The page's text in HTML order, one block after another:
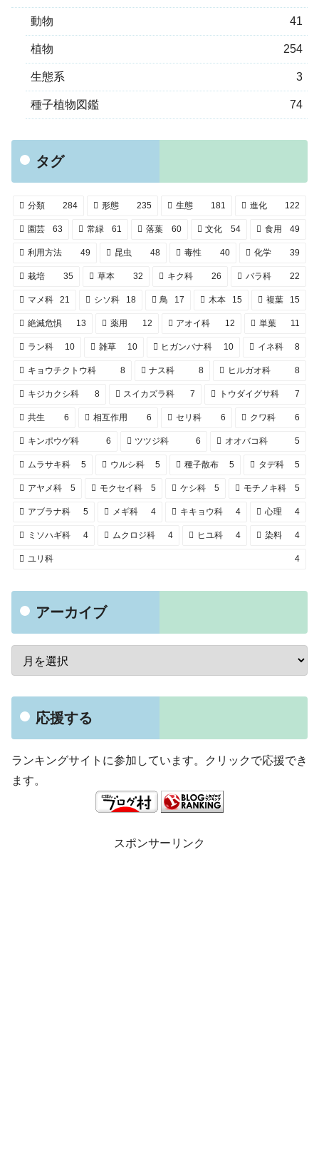
動物 41
植物 254
生態系 3
種子植物図鑑 74
タグ
分類 284 形態 235 生態 181 進化 122
園芸 63 常緑 61 落葉 60 文化 54 食用 49
利用方法 49 昆虫 48 毒性 40 化学 39
栽培 35 草本 32 キク科 26 バラ科 22
マメ科 21 シソ科 18 鳥 17 木本 15 複葉 15
絶滅危惧 13 薬用 12 アオイ科 12 単葉 11
ラン科 10 雑草 10 ヒガンバナ科 10 イネ科 8
キョウチクトウ科 8 ナス科 8 ヒルガオ科 8
キジカクシ科 8 スイカズラ科 7 トウダイグサ科 7
共生 6 相互作用 6 セリ科 6 クワ科 6
キンポウゲ科 6 ツツジ科 6 オオバコ科 5
ムラサキ科 5 ウルシ科 5 種子散布 5 タデ科 5
アヤメ科 5 モクセイ科 5 ケシ科 5 モチノキ科 5
アブラナ科 5 メギ科 4 キキョウ科 4 心理 4
ミソハギ科 4 ムクロジ科 4 ヒユ科 4 染料 4
ユリ科 4
アーカイブ
応援する
ランキングサイトに参加しています。クリックで応援でき
ます。
スポンサーリンク